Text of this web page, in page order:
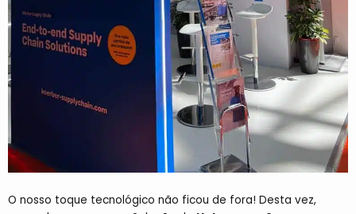
O nosso toque tecnológico não ficou de fora! Desta vez,